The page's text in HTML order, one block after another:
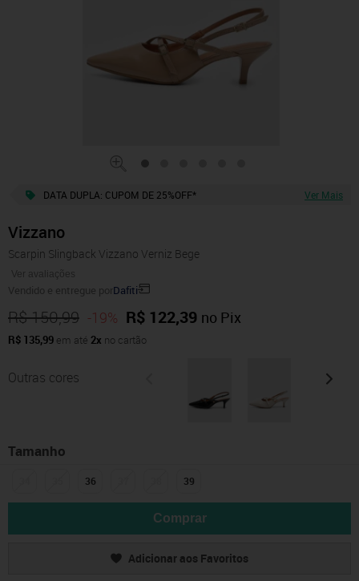
DATA DUPLA: CUPOM DE 25%OFF* Ver Mais
Vizzano
Scarpin Slingback Vizzano Verniz Bege
Ver avaliações
Vendido e entregue porDafiti
R$ 150,99 -19% R$ 122,39 no Pix
R$ 135,99 em até 2x no cartão
Outras cores
Tamanho
36 39
Comprar
Adicionar aos Favoritos